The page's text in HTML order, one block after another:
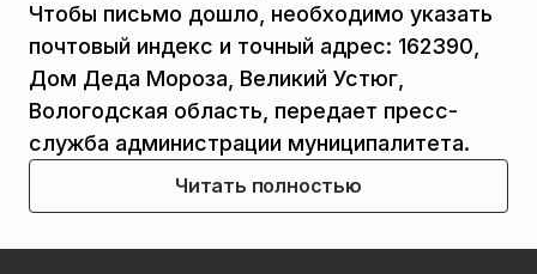
Чтобы письмо дошло, необходимо указать
почтовый индекс и точный адрес: 162390,
Дом Деда Мороза, Великий Устюг,
Вологодская область, передает пресс-
служба администрации муниципалитета.
Читать полностью